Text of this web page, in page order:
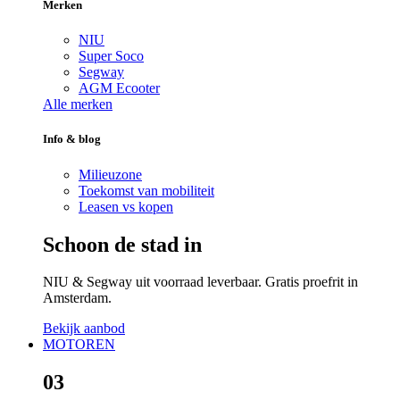
Merken
NIU
Super Soco
Segway
AGM Ecooter
Alle merken
Info & blog
Milieuzone
Toekomst van mobiliteit
Leasen vs kopen
Schoon de stad in
NIU & Segway uit voorraad leverbaar. Gratis proefrit in
Amsterdam.
Bekijk aanbod
MOTOREN
03